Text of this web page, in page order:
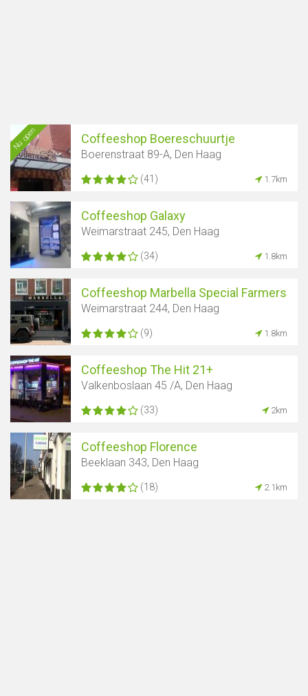
Toon kaart
Nu open Coffeeshop Boereschuurtje
Boerenstraat 89-A, Den Haag
(41) 1.7km
Coffeeshop Galaxy
Weimarstraat 245, Den Haag
(34) 1.8km
Coffeeshop Marbella Special Farmers
Weimarstraat 244, Den Haag
(9) 1.8km
Coffeeshop The Hit 21+
Valkenboslaan 45 /A, Den Haag
(33) 2km
Coffeeshop Florence
Beeklaan 343, Den Haag
(18) 2.1km